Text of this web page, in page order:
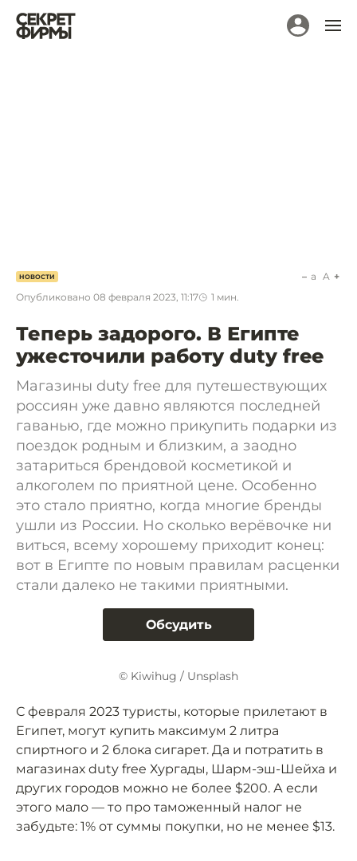
НОВОСТИ
Опубликовано 08 февраля 2023, 11:17 1 мин.
a A
Теперь задорого. В Египте
ужесточили работу duty free
Магазины duty free для путешествующих
россиян уже давно являются последней
гаванью, где можно прикупить подарки из
поездок родным и близким, а заодно
затариться брендовой косметикой и
алкоголем по приятной цене. Особенно
это стало приятно, когда многие бренды
ушли из России. Но сколько верёвочке ни
виться, всему хорошему приходит конец:
вот в Египте по новым правилам расценки
стали далеко не такими приятными.
Обсудить
© Kiwihug / Unsplash
С февраля 2023 туристы, которые прилетают в
Египет, могут купить максимум 2 литра
спиртного и 2 блока сигарет. Да и потратить в
магазинах duty free Хургады, Шарм-эш-Шейха и
других городов можно не более $200. А если
этого мало — то про таможенный налог не
забудьте: 1% от суммы покупки, но не менее $13.